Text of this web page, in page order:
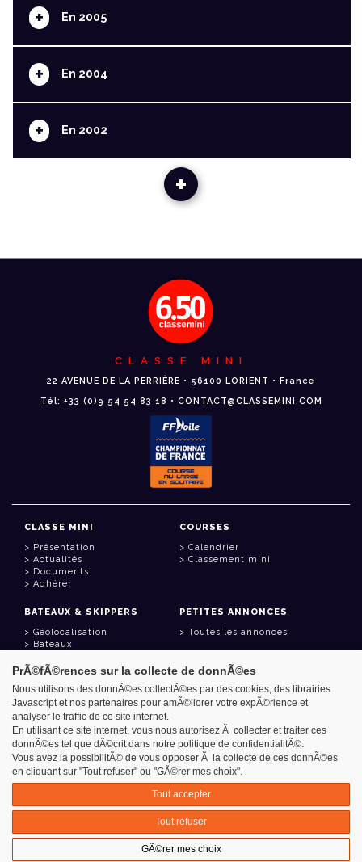
+ En 2005
+ En 2004
+ En 2002
+
CLASSE MINI
22 AVENUE DE LA PERRIÈRE • 56100 LORIENT • France
Tél: +33 (0)9 54 54 83 18 • CONTACT@CLASSEMINI.COM
CLASSE MINI
Présentation
Actualités
Documents
Adhérer
COURSES
Calendrier
Classement mini
BATEAUX & SKIPPERS
Géolocalisation
Bateaux
PETITES ANNONCES
Toutes les annonces
LIENS UTILES
Espace adhérent
Contact
Carnet d'adresses
Goodies
Azimut - Créateur de solutions numériques
Mentions légales
PrÃ©fÃ©rences sur la collecte de donnÃ©es
Nous utilisons des donnÃ©es collectÃ©es par des cookies, des librairies
Javascript et nos partenaires pour amÃ©liorer votre expÃ©rience et
analyser le traffic de ce site internet.
En utilisant ce site internet, vous nous autorisez Ã collecter et traiter ces
donnÃ©es tel que dÃ©crit dans notre politique de confidentialitÃ©.
Vous avez la possibilitÃ© de vous opposer Ã la collecte de ces donnÃ©es
en cliquant sur "Tout refuser" ou "GÃ©rer mes choix".
Tout accepter
Tout refuser
GÃ©rer mes choix